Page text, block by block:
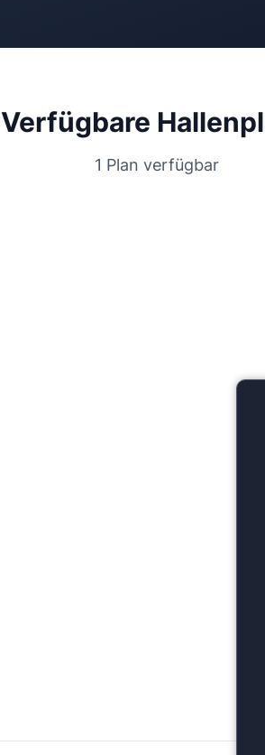
Verfügbare
1 Plan verfügbar